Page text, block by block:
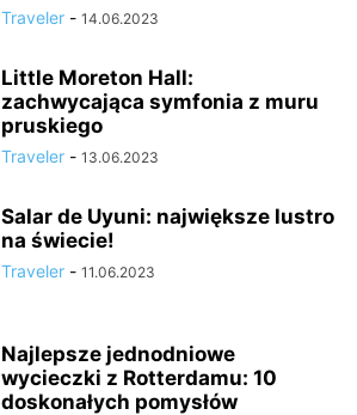
Traveler - 14.06.2023
Little Moreton Hall:
zachwycająca symfonia z muru
pruskiego
Traveler - 13.06.2023
Salar de Uyuni: największe lustro
na świecie!
Traveler - 11.06.2023
Najlepsze jednodniowe
wycieczki z Rotterdamu: 10
doskonałych pomysłów